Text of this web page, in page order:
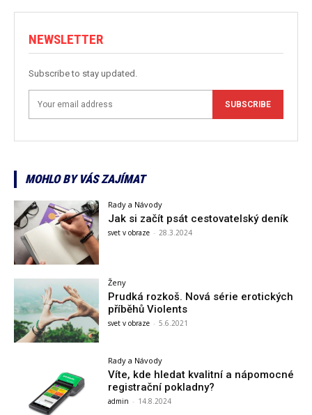
NEWSLETTER
Subscribe to stay updated.
SUBSCRIBE
MOHLO BY VÁS ZAJÍMAT
Rady a Návody
Jak si začít psát cestovatelský deník
svet v obraze - 28.3.2024
Ženy
Prudká rozkoš. Nová série erotických
příběhů Violents
svet v obraze - 5.6.2021
Rady a Návody
Víte, kde hledat kvalitní a nápomocné
registrační pokladny?
admin - 14.8.2024